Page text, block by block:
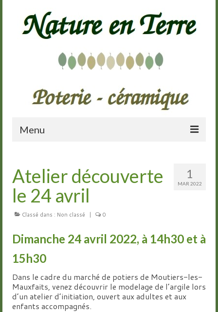
Menu
Présentation
Galerie
Cours de poterie
Groupes
Livre d’or
Contact
1
MAR 2022
Atelier découverte
le 24 avril
Classé dans : Non classé | 0
Dimanche 24 avril 2022, à 14h30 et à
15h30
Dans le cadre du marché de potiers de Moutiers-les-
Mauxfaits, venez découvrir le modelage de l’argile lors
d’un atelier d’initiation, ouvert aux adultes et aux
enfants accompagnés.